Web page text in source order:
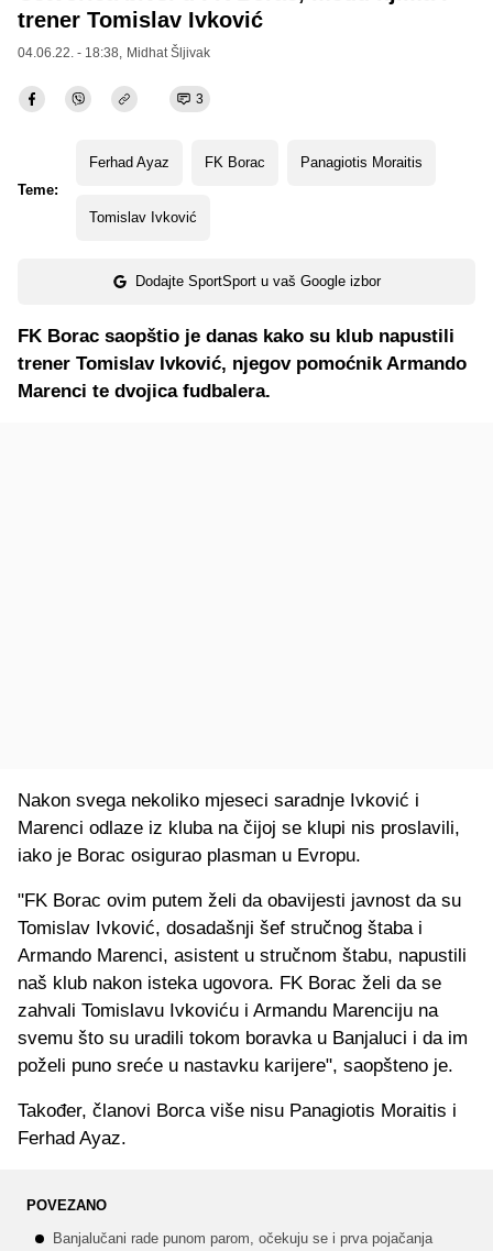
trener Tomislav Ivković
04.06.22. - 18:38, Midhat Šljivak
3
Teme:
Ferhad Ayaz FK Borac Panagiotis Moraitis
Tomislav Ivković
Dodajte SportSport u vaš Google izbor
FK Borac saopštio je danas kako su klub napustili
trener Tomislav Ivković, njegov pomoćnik Armando
Marenci te dvojica fudbalera.
Nakon svega nekoliko mjeseci saradnje Ivković i
Marenci odlaze iz kluba na čijoj se klupi nis proslavili,
iako je Borac osigurao plasman u Evropu.
"FK Borac ovim putem želi da obavijesti javnost da su
Tomislav Ivković, dosadašnji šef stručnog štaba i
Armando Marenci, asistent u stručnom štabu, napustili
naš klub nakon isteka ugovora. FK Borac želi da se
zahvali Tomislavu Ivkoviću i Armandu Marenciju na
svemu što su uradili tokom boravka u Banjaluci i da im
poželi puno sreće u nastavku karijere", saopšteno je.
Također, članovi Borca više nisu Panagiotis Moraitis i
Ferhad Ayaz.
POVEZANO
Banjalučani rade punom parom, očekuju se i prva pojačanja